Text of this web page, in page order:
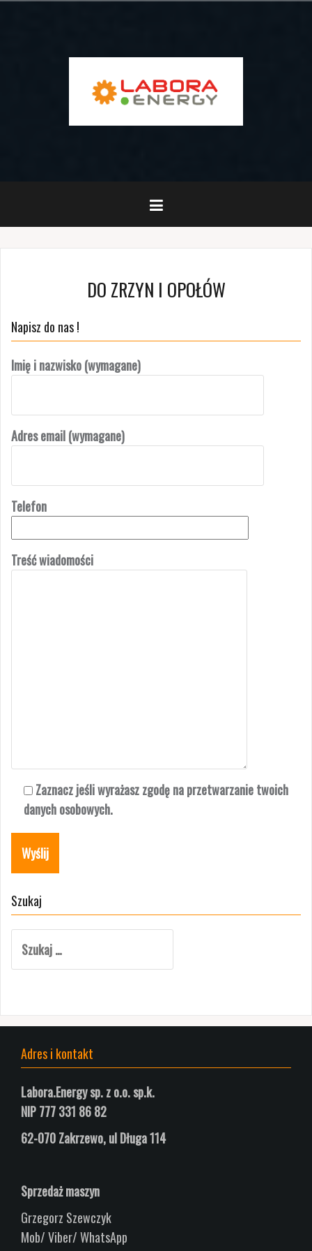
DO ZRZYN I OPOŁÓW
Napisz do nas !
Imię i nazwisko (wymagane)
Adres email (wymagane)
Telefon
Treść wiadomości
Zaznacz jeśli wyrażasz zgodę na przetwarzanie twoich
danych osobowych.
Szukaj
Adres i kontakt
Labora.Energy sp. z o.o. sp.k.
NIP 777 331 86 82
62-070 Zakrzewo, ulDługa114
Sprzedaż maszyn
Grzegorz Szewczyk
Mob/ Viber/ WhatsApp